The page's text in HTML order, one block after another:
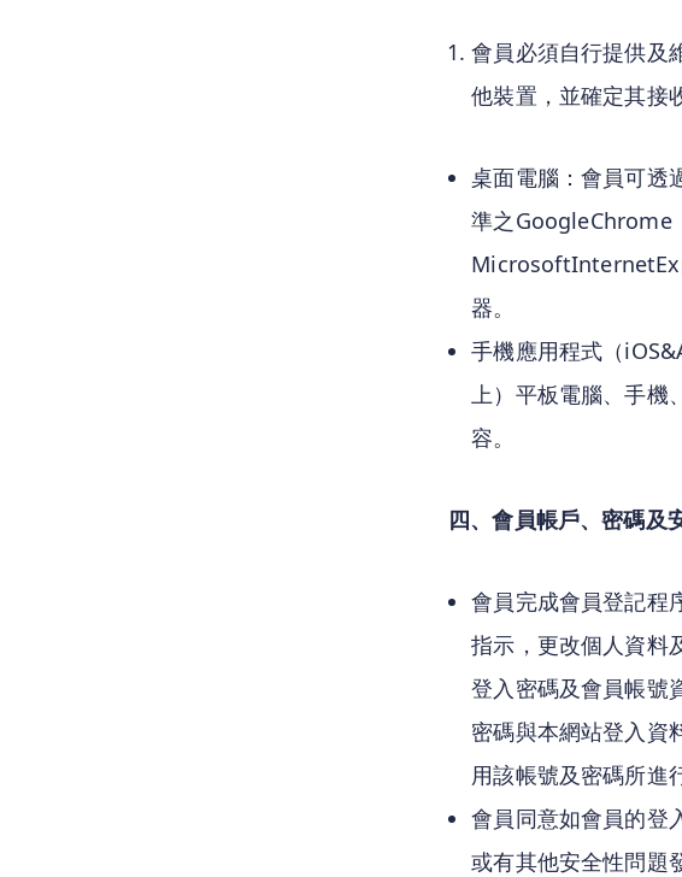
會員必須自行提供及
他裝置，並確定其接
桌面電腦：會員可透
準之GoogleChrome
器。
手機應用程式（
上）平板電腦、手機
容。
四、會員帳戶、密碼及
會員完成會員登記程
指示，更改個人資料
登入密碼及會員帳號
密碼與本網站登入資
用該帳號及密碼所進
會員同意如會員的登
或有其他安全性問題